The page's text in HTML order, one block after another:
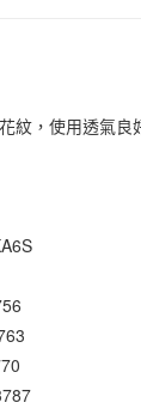
行
紋，使用透氣